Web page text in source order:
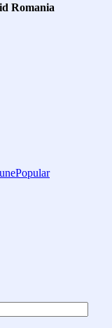
Romania